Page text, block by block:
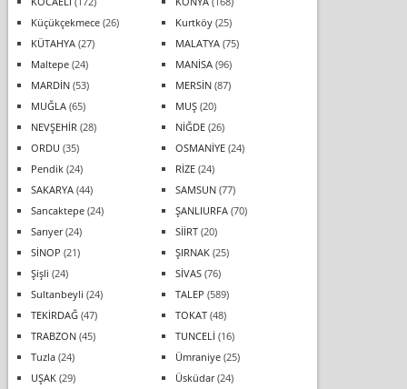
Küçükçekmece(26) Kurtköy(25)
KÜTAHYA(27) MALATYA(75)
Maltepe(24) MANİSA(96)
MARDİN(53) MERSİN(87)
MUĞLA(65) MUŞ(20)
NEVŞEHİR (28) NİĞDE(26)
ORDU (35) OSMANİYE(24)
Pendik(24) RİZE(24)
SAKARYA(44) SAMSUN(77)
Sancaktepe(24) ŞANLIURFA(70)
Sarıyer(24) SİİRT(20)
SİNOP (21) ŞIRNAK(25)
Şişli (24) SİVAS(76)
Sultanbeyli (24) TALEP (589)
TEKİRDAĞ(47) TOKAT(48)
TRABZON(45) TUNCELİ (16)
Tuzla(24) Ümraniye(25)
UŞAK(29) Üsküdar(24)